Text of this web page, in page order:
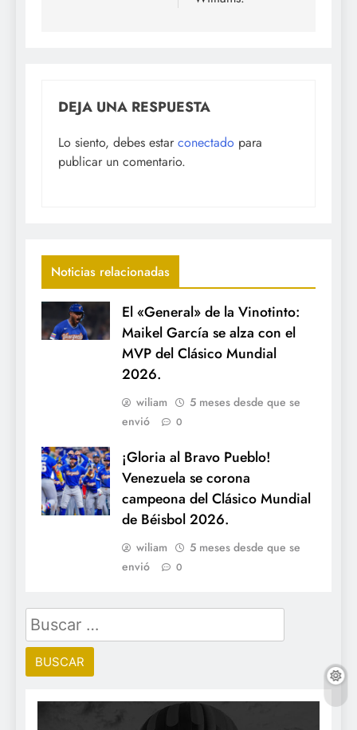
DEJA UNA RESPUESTA
Lo siento, debes estar conectado para
publicar un comentario.
Noticias relacionadas
El «General» de la Vinotinto:
Maikel García se alza con el
MVP del Clásico Mundial
2026.
wiliam
5 meses desde que se
envió
0
¡Gloria al Bravo Pueblo!
Venezuela se corona
campeona del Clásico Mundial
de Béisbol 2026.
wiliam
5 meses desde que se
envió
0
Buscar: